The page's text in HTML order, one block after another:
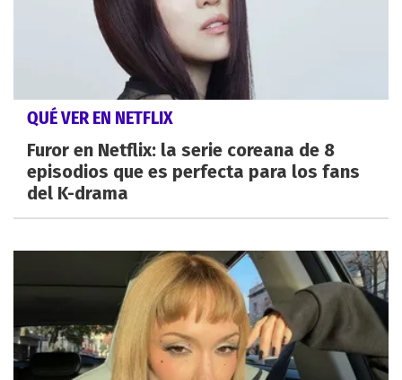
QUÉ VER EN NETFLIX
Furor en Netflix: la serie coreana de 8
episodios que es perfecta para los fans
del K-drama